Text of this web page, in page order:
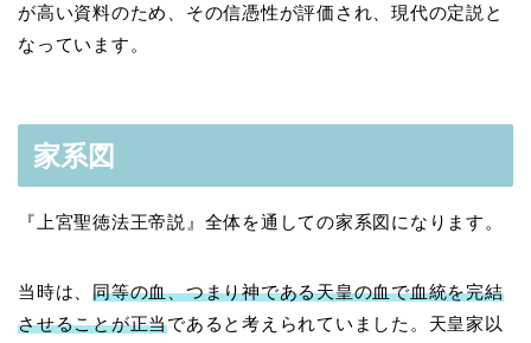
が高い資料のため、その信憑性が評価され、現代の定説と
なっています。
家系図
『上宮聖徳法王帝説』全体を通しての家系図になります。
当時は、同等の血、つまり神である天皇の血で血統を完結
させることが正当であると考えられていました。天皇家以